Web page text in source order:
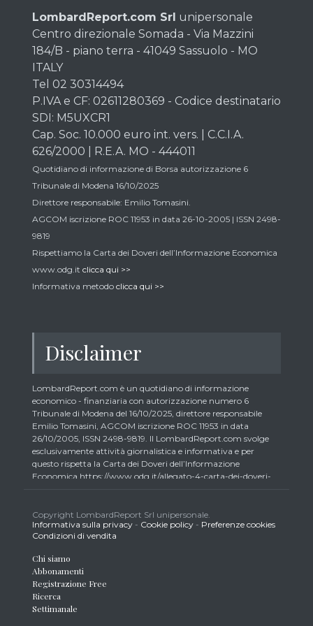
LombardReport.com Srl unipersonale
Centro direzionale Somada - Via Mazzini
184/B - piano terra - 41049 Sassuolo - MO
ITALY
Tel 02 30314494
P.IVA e CF: 02611280369 - Codice destinatario
SDI: M5UXCR1
Cap. Soc. 10.000 euro int. vers. | C.C.I.A.
626/2000 | R.E.A. MO - 444011
Quotidiano di informazione di Borsa autorizzazione 6
Tribunale di Modena 16/10/2025
Direttore responsabile: Emilio Tomasini.
AGCOM iscrizione ROC 11953 in data 26-10-2005 | ISSN 2498-
9819
Rispettiamo la Carta dei Doveri dell’Informazione Economica
www.odg.it clicca qui >>
Informativa metodo clicca qui >>
Disclaimer
LombardReport.com è un quotidiano di informazione
economico - finanziaria con autorizzazione numero 6
Tribunale di Modena del 16/10/2025, direttore responsabile
Emilio Tomasini, AGCOM iscrizione ROC 11953 in data
26/10/2005, ISSN 2498-9819. Il LombardReport.com svolge
esclusivamente attività giornalistica e informativa e per
questo rispetta la Carta dei Doveri dell’Informazione
Economica https://www.odg.it/allegato-4-carta-dei-doveri-
essere consapevoli che i collaboratori di LombardReport.com
iscritti all’Ordine dei Giornalisti non possono detenere i titoli
oggetto dei loro articoli mentre i collaboratori non giornalisti
trader retail e comunque inferiori allo 0,5% del capitale, gli
strumenti finanziari oggetto dei loro articoli creando così un
potenziale conflitto di interesse con i lettori stessi. L’accesso al
presente sito implica la conoscenza e la piena accettazione
delle presenti informazioni legali, dei Termini d’Uso del sito
Copyright LombardReport Srl unipersonale.
Informativa sulla privacy - Cookie policy - Preferenze cookies
Condizioni di vendita
Chi siamo
Abbonamenti
Registrazione Free
Ricerca
Settimanale